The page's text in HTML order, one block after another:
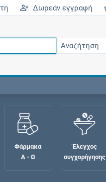
Δωρεάν εγγραφή
Φάρμακα
Α - Ω
Έλεγχος
συγχορήγησης